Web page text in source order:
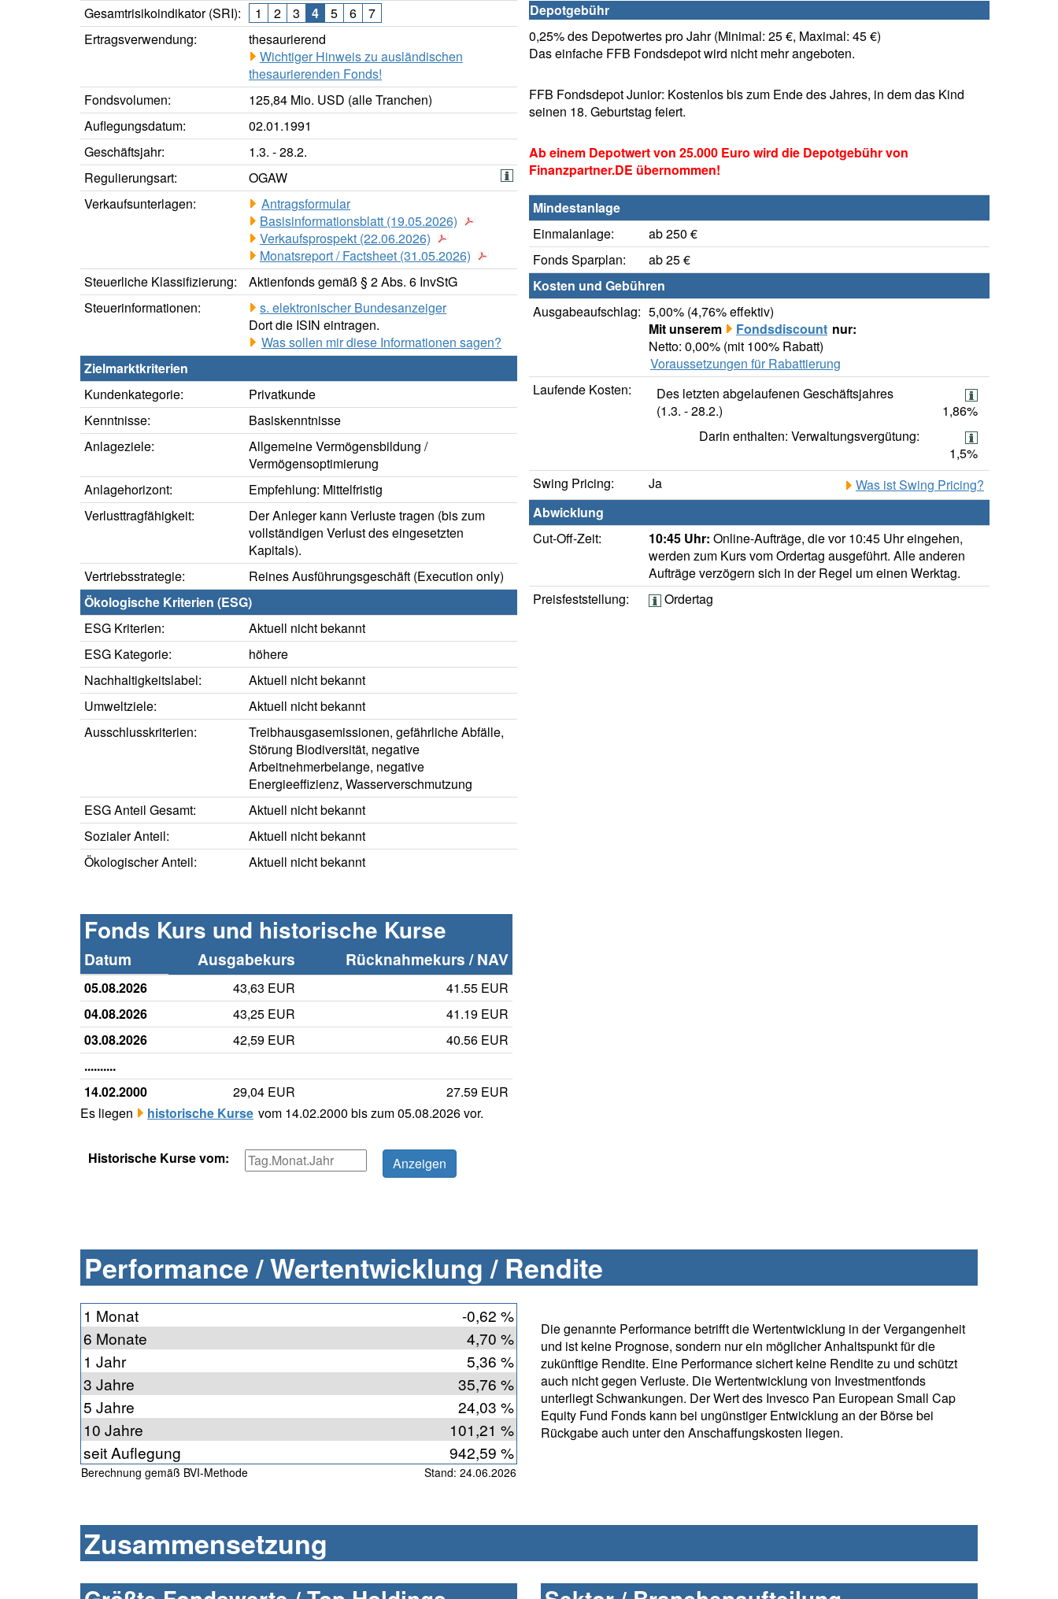
Gesamtrisikoindikator (SRI):
1 2 3 4 5 6
7
Ertragsverwendung:
thesaurierend
Wichtiger Hinweis zu ausländischen
thesaurierenden Fonds!
Fondsvolumen:
125,84 Mio. USD (alle Tranchen)
Auflegungsdatum:
02.01.1991
Geschäftsjahr:
1.3. - 28.2.
Regulierungsart:
OGAW
Verkaufsunterlagen:
Antragsformular
Basisinformationsblatt (19.05.2026)
Verkaufsprospekt (22.06.2026)
Monatsreport / Factsheet (31.05.2026)
Steuerliche Klassifizierung:
Aktienfonds gemäß § 2 Abs. 6 InvStG
Steuerinformationen:
s. elektronischer Bundesanzeiger
Dort die ISIN eintragen.
Was sollen mir diese Informationen sagen?
Zielmarktkriterien
Kundenkategorie:
Privatkunde
Kenntnisse:
Basiskenntnisse
Anlageziele:
Allgemeine Vermögensbildung /
Vermögensoptimierung
Anlagehorizont:
Empfehlung: Mittelfristig
Verlusttragfähigkeit:
Der Anleger kann Verluste tragen (bis zum
vollständigen Verlust des eingesetzten
Kapitals).
Vertriebsstrategie:
Reines Ausführungsgeschäft (Execution only)
Ökologische Kriterien (ESG)
ESG Kriterien:
Aktuell nicht bekannt
ESG Kategorie:
höhere
Nachhaltigkeitslabel:
Aktuell nicht bekannt
Umweltziele:
Aktuell nicht bekannt
Ausschlusskriterien:
Treibhausgasemissionen, gefährliche Abfälle,
Störung Biodiversität, negative
Arbeitnehmerbelange, negative
Energieeffizienz, Wasserverschmutzung
ESG Anteil Gesamt:
Aktuell nicht bekannt
Sozialer Anteil:
Aktuell nicht bekannt
Ökologischer Anteil:
Aktuell nicht bekannt
Fonds Kurs und historische Kurse
Datum Ausgabekurs Rücknahmekurs / NAV
05.08.2026 43,63 EUR
41.55 EUR
04.08.2026
43,25 EUR
41.19 EUR
03.08.2026
42,59 EUR
40.56 EUR
..........
14.02.2000
29,04 EUR
27.59 EUR
Es liegen
historische Kurse vom 14.02.2000 bis zum 05.08.2026 vor.
Historische Kurse vom:
Depotgebühr
0,25% des Depotwertes pro Jahr (Minimal: 25 €, Maximal: 45 €)
Das einfache FFB Fondsdepot wird nicht mehr angeboten.
FFB Fondsdepot Junior: Kostenlos bis zum Ende des Jahres, in dem das Kind
seinen 18. Geburtstag feiert.
Ab einem Depotwert von 25.000 Euro wird die Depotgebühr von
Finanzpartner.DE übernommen!
Mindestanlage
Einmalanlage:
ab 250 €
Fonds Sparplan:
ab 25 €
Kosten und Gebühren
Ausgabeaufschlag: 5,00% (4,76% effektiv)
Mit unserem
Fondsdiscount nur:
Netto: 0,00% (mit 100% Rabatt)
Voraussetzungen für Rabattierung
Laufende Kosten:
Des letzten abgelaufenen Geschäftsjahres
(1.3. - 28.2.)
1,86%
Darin enthalten: Verwaltungsvergütung:
1,5%
Swing Pricing:
Ja
Was ist Swing Pricing?
Abwicklung
Cut-Off-Zeit:
10:45 Uhr: Online-Aufträge, die vor 10:45 Uhr eingehen,
werden zum Kurs vom Ordertag ausgeführt. Alle anderen
Aufträge verzögern sich in der Regel um einen Werktag.
Preisfeststellung:
Ordertag
Performance / Wertentwicklung / Rendite
1 Monat
-0,62 %
6 Monate
4,70 %
1 Jahr
5,36 %
3 Jahre
35,76 %
5 Jahre
24,03 %
10 Jahre
101,21 %
seit Auflegung
942,59 %
Berechnung gemäß BVI-Methode Stand: 24.06.2026
Die genannte Performance betrifft die Wertentwicklung in der Vergangenheit
und ist keine Prognose, sondern nur ein möglicher Anhaltspunkt für die
zukünftige Rendite. Eine Performance sichert keine Rendite zu und schützt
auch nicht gegen Verluste. Die Wertentwicklung von Investmentfonds
unterliegt Schwankungen. Der Wert des Invesco Pan European Small Cap
Equity Fund Fonds kann bei ungünstiger Entwicklung an der Börse bei
Rückgabe auch unter den Anschaffungskosten liegen.
Zusammensetzung